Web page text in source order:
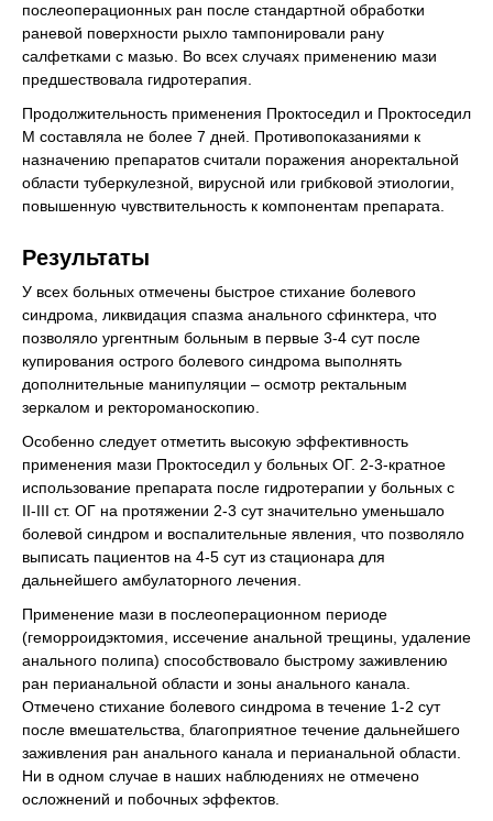
послеоперационных ран после стандартной обработки
раневой поверхности рыхло тампонировали рану
салфетками с мазью. Во всех случаях применению мази
предшествовала гидротерапия.
Продолжительность применения Проктоседил и Проктоседил
М составляла не более 7 дней. Противопоказаниями к
назначению препаратов считали поражения аноректальной
области туберкулезной, вирусной или грибковой этиологии,
повышенную чувствительность к компонентам препарата.
Результаты
У всех больных отмечены быстрое стихание болевого
синдрома, ликвидация спазма анального сфинктера, что
позволяло ургентным больным в первые 3-4 сут после
купирования острого болевого синдрома выполнять
дополнительные манипуляции – осмотр ректальным
зеркалом и ректороманоскопию.
Особенно следует отметить высокую эффективность
применения мази Проктоседил у больных ОГ. 2-3-кратное
использование препарата после гидротерапии у больных с
ІІ-ІІІ ст. ОГ на протяжении 2-3 сут значительно уменьшало
болевой синдром и воспалительные явления, что позволяло
выписать пациентов на 4-5 сут из стационара для
дальнейшего амбулаторного лечения.
Применение мази в послеоперационном периоде
(геморроидэктомия, иссечение анальной трещины, удаление
анального полипа) способствовало быстрому заживлению
ран перианальной области и зоны анального канала.
Отмечено стихание болевого синдрома в течение 1-2 сут
после вмешательства, благоприятное течение дальнейшего
заживления ран анального канала и перианальной области.
Ни в одном случае в наших наблюдениях не отмечено
осложнений и побочных эффектов.